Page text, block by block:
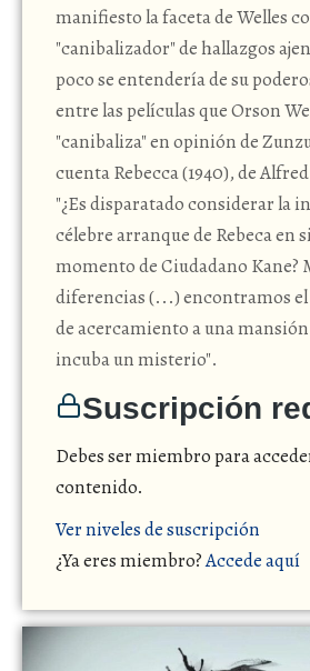
manifiesto la faceta de Welles
"canibalizador" de hallazgos
poco se entendería de su
entre las películas que Orson
"canibaliza" en opinión de
cuenta Rebecca (1940), de
"¿Es disparatado considerar la
célebre arranque de Rebeca en
momento de Ciudadano Kane?
diferencias (...) encontramos
de acercamiento a una mansión
incuba un misterio".
Suscripción
Debes ser miembro para
contenido.
Ver niveles de suscripción
¿Ya eres miembro?Accede aquí